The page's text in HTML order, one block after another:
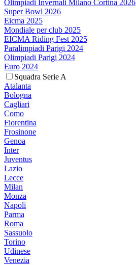
Olimpiadi Invernali Milano Cortina 2026
Super Bowl 2026
Eicma 2025
Mondiale per club 2025
EICMA Riding Fest 2025
Paralimpiadi Parigi 2024
Olimpiadi Parigi 2024
Euro 2024
Squadra Serie A
Atalanta
Bologna
Cagliari
Como
Fiorentina
Frosinone
Genoa
Inter
Juventus
Lazio
Lecce
Milan
Monza
Napoli
Parma
Roma
Sassuolo
Torino
Udinese
Venezia